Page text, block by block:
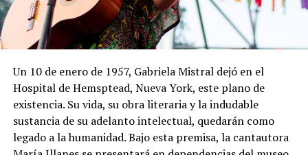
Un 10 de enero de 1957, Gabriela Mistral dejó en el
Hospital de Hemsptead, Nueva York, este plano de
existencia. Su vida, su obra literaria y la indudable
sustancia de su adelanto intelectual, quedarán como
legado a la humanidad. Bajo esta premisa, la cantautora